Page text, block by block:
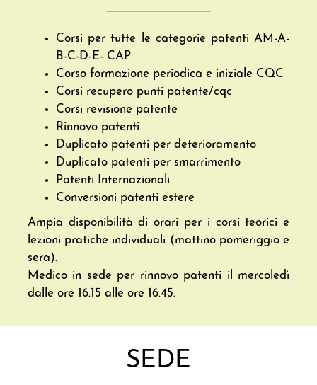
Corsi per tutte le categorie patenti AM-A-
B-C-D-E- CAP
Corso formazione periodica e iniziale CQC
Corsi recupero punti patente/cqc
Corsi revisione patente
Rinnovo patenti
Duplicato patenti per deterioramento
Duplicato patenti per smarrimento
Patenti Internazionali
Conversioni patenti estere
Ampia disponibilità di orari per i corsi teorici e
lezioni pratiche individuali (mattino pomeriggio e
sera).
Medico in sede per rinnovo patenti il mercoledì
dalle ore 16.15 alle ore 16.45.
SEDE